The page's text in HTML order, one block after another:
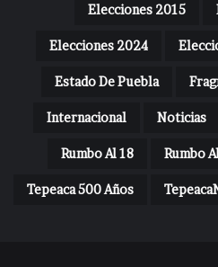
Elecciones 2015
Elecciones 2024
Estado De Puebla
Internacional Noticias
Rumbo Al 18 Rumbo
Tepeaca 500 Años